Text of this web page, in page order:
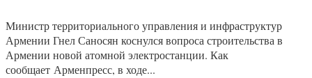
Министр территориального управления и инфраструктур
Армении Гнел Саносян коснулся вопроса строительства в
Армении новой атомной электростанции. Как
сообщает Арменпресс, в ходе...